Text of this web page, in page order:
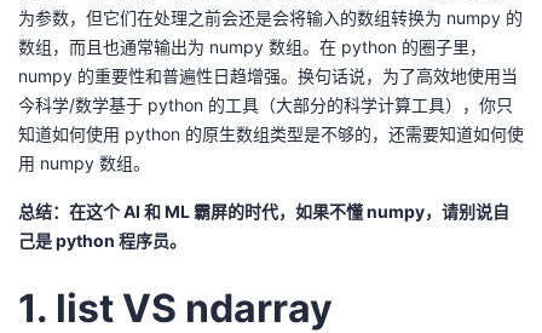
学
堂
我
的
我
持
我
的
技
我
的
为参数，但它们在处理之前会还是会将输入的数组转换为 numpy 的
数组，而且也通常输出为 numpy 数组。在 python 的圈子里，
numpy 的重要性和普遍性日趋增强。换句话说，为了高效地使用当
今科学/数学基于 python 的工具（大部分的科学计算工具），你只
知道如何使用 python 的原生数组类型是不够的，还需要知道如何使
用 numpy 数组。
总结：在这个 AI 和 ML 霸屏的时代，如果不懂 numpy，请别说自
己是 python 程序员。
1. list VS ndarray